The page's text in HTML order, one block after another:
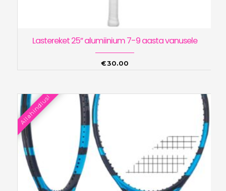
Lastereket 25” alumiinium 7-9 aasta vanusele
€30.00
Allahindlus!